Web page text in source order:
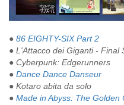
● 86 EIGHTY-SIX Part 2
● L'Attacco dei Giganti - Final
● Cyberpunk: Edgerunners
● Dance Dance Danseur
● Kotaro abita da solo
● Made in Abyss: The Golden